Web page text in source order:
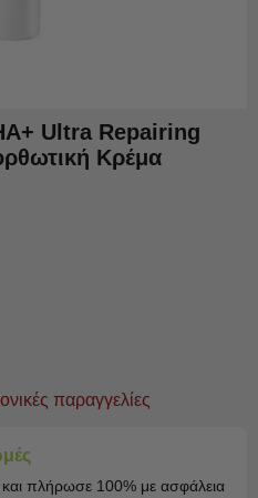
Ultra Repairing
Κρέμα
παραγγελίες
και πλήρωσε 100% με ασφάλεια